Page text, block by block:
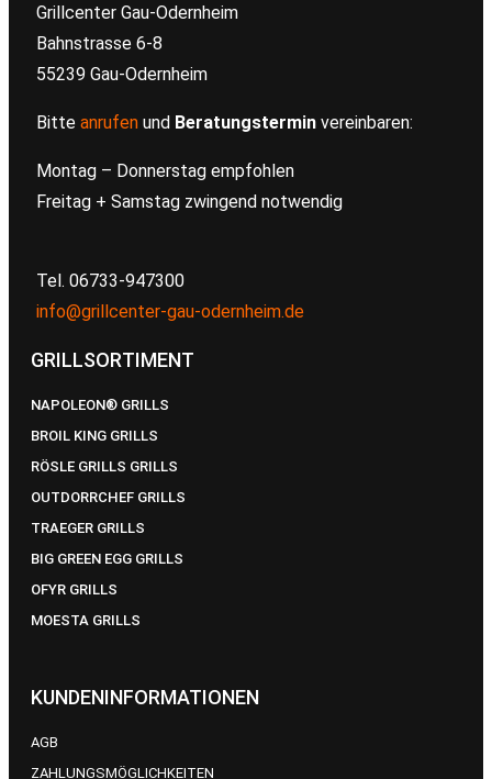
Grillcenter Gau-Odernheim
Bahnstrasse 6-8
55239 Gau-Odernheim
Bitte anrufen und Beratungstermin vereinbaren:
Montag – Donnerstag empfohlen
Freitag + Samstag zwingend notwendig
Tel. 06733-947300
info@grillcenter-gau-odernheim.de
GRILLSORTIMENT
NAPOLEON® GRILLS
BROIL KING GRILLS
RÖSLE GRILLS GRILLS
OUTDORRCHEF GRILLS
TRAEGER GRILLS
BIG GREEN EGG GRILLS
OFYR GRILLS
MOESTA GRILLS
KUNDENINFORMATIONEN
AGB
ZAHLUNGSMÖGLICHKEITEN